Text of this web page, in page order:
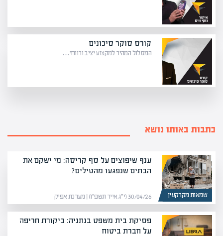
קורס סוקר סיכונים
המסלול המהיר למקצוע יציב ורווחי…
כתבות באותו נושא
שמאות מקרקעין
ענף שיפוצים על סף קריסה: מי ישקם את
הבתים שנפגעו מהטילים?
30/04/26 (י״ג אייר תשפ״ו) | מערכת אפיק
פסיקת בית משפט בנתניה: ביקורת חריפה
על חברת ביטוח